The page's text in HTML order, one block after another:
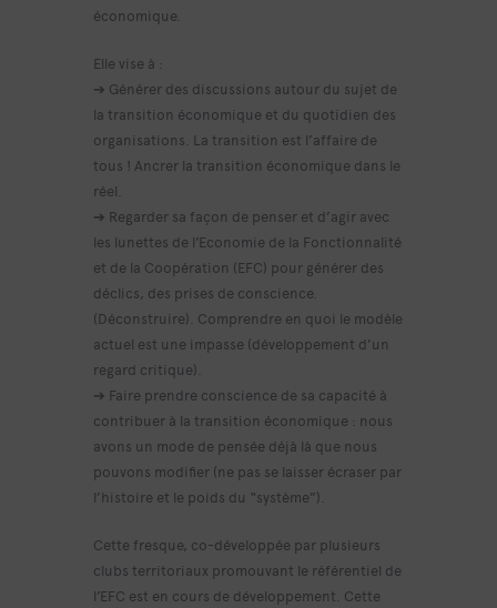
économique.
Elle vise à :
➔ Générer des discussions autour du sujet de
la transition économique et du quotidien des
organisations. La transition est l’affaire de
tous ! Ancrer la transition économique dans le
réel.
➔ Regarder sa façon de penser et d’agir avec
les lunettes de l’Economie de la Fonctionnalité
et de la Coopération (EFC) pour générer des
déclics, des prises de conscience.
(Déconstruire). Comprendre en quoi le modèle
actuel est une impasse (développement d’un
regard critique).
➔ Faire prendre conscience de sa capacité à
contribuer à la transition économique : nous
avons un mode de pensée déjà là que nous
pouvons modifier (ne pas se laisser écraser par
l’histoire et le poids du “système”).
Cette fresque, co-développée par plusieurs
clubs territoriaux promouvant le référentiel de
l’EFC est en cours de développement. Cette